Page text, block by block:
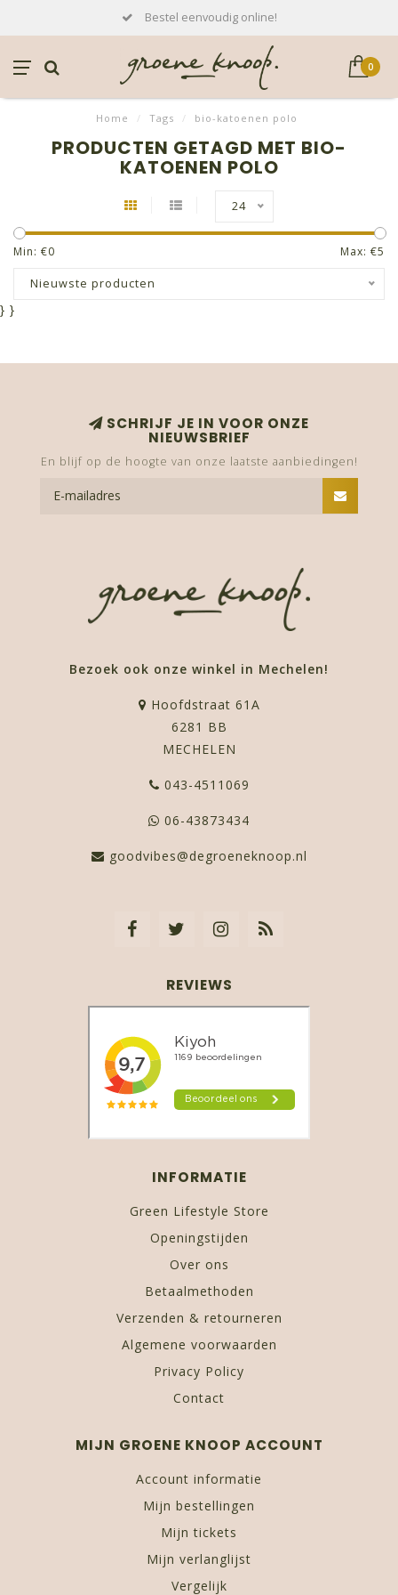
Bestel eenvoudig online!
0
Home / Tags / bio-katoenen polo
PRODUCTEN GETAGD MET BIO-
KATOENEN POLO
24
Min: €0 Max: €5
Nieuwste producten
} }
SCHRIJF JE IN VOOR ONZE
NIEUWSBRIEF
En blijf op de hoogte van onze laatste aanbiedingen!
Bezoek ook onze winkel in Mechelen!
Hoofdstraat 61A
6281 BB
MECHELEN
043-4511069
06-43873434
goodvibes@degroeneknoop.nl
REVIEWS
INFORMATIE
Green Lifestyle Store
Openingstijden
Over ons
Betaalmethoden
Verzenden & retourneren
Algemene voorwaarden
Privacy Policy
Contact
MIJN GROENE KNOOP ACCOUNT
Account informatie
Mijn bestellingen
Mijn tickets
Mijn verlanglijst
Vergelijk